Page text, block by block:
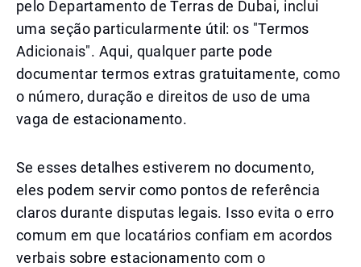
pelo Departamento de Terras de Dubai, inclui
uma seção particularmente útil: os "Termos
Adicionais". Aqui, qualquer parte pode
documentar termos extras gratuitamente, como
o número, duração e direitos de uso de uma
vaga de estacionamento.
Se esses detalhes estiverem no documento,
eles podem servir como pontos de referência
claros durante disputas legais. Isso evita o erro
comum em que locatários confiam em acordos
verbais sobre estacionamento com o